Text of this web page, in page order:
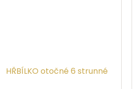
HŘBÍLKO otočné 6 strunné